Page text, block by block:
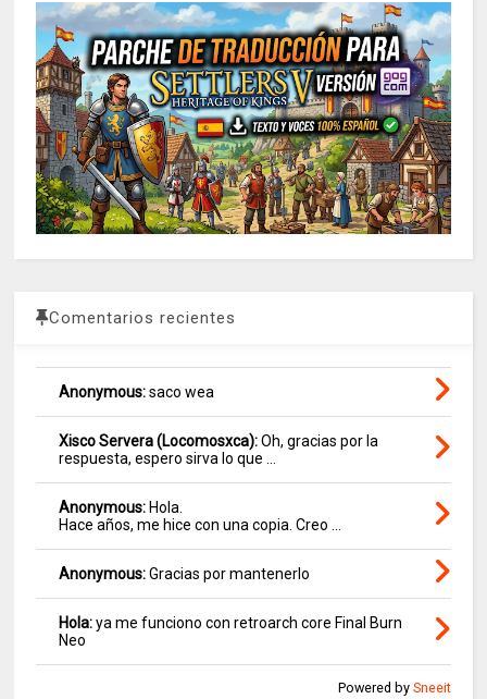
Comentarios recientes
Anonymous:saco wea
Xisco Servera (Locomosxca):Oh, gracias por la
respuesta, espero sirva lo que ...
Anonymous: Hola.
Hace años, me hice con una copia. Creo ...
Anonymous:Gracias por mantenerlo
Hola:ya me funciono con retroarch core Final Burn
Neo
Powered by Sneeit